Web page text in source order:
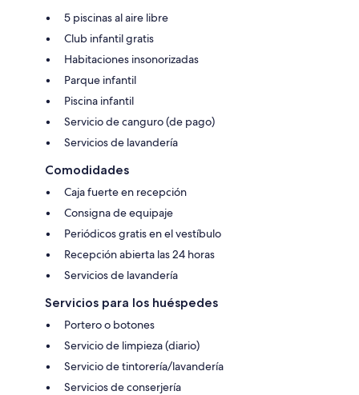
5 piscinas al aire libre
Club infantil gratis
Habitaciones insonorizadas
Parque infantil
Piscina infantil
Servicio de canguro (de pago)
Servicios de lavandería
Comodidades
Caja fuerte en recepción
Consigna de equipaje
Periódicos gratis en el vestíbulo
Recepción abierta las 24 horas
Servicios de lavandería
Servicios para los huéspedes
Portero o botones
Servicio de limpieza (diario)
Servicio de tintorería/lavandería
Servicios de conserjería